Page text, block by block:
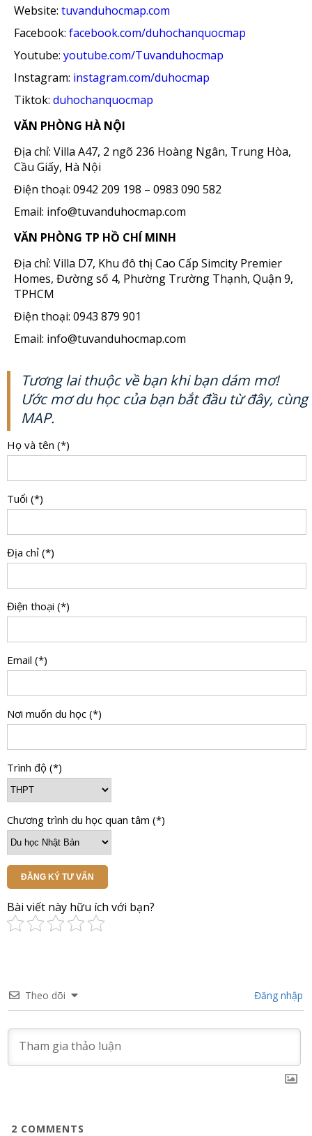
Website: tuvanduhocmap.com
Facebook: facebook.com/duhochanquocmap
Youtube: youtube.com/Tuvanduhocmap
Instagram: instagram.com/duhocmap
Tiktok: duhochanquocmap
VĂN PHÒNG HÀ NỘI
Địa chỉ: Villa A47, 2 ngõ 236 Hoàng Ngân, Trung Hòa,
Cầu Giấy, Hà Nội
Điện thoại: 0942 209 198 – 0983 090 582
Email: info@tuvanduhocmap.com
VĂN PHÒNG TP HỒ CHÍ MINH
Địa chỉ: Villa D7, Khu đô thị Cao Cấp Simcity Premier
Homes, Đường số 4, Phường Trường Thạnh, Quận 9,
TPHCM
Điện thoại: 0943 879 901
Email: info@tuvanduhocmap.com
Tương lai thuộc về bạn khi bạn dám mơ!
Ước mơ du học của bạn bắt đầu từ đây, cùng
MAP.
Họ và tên (*)
Tuổi (*)
Địa chỉ (*)
Điện thoại (*)
Email (*)
Nơi muốn du học (*)
Trình độ (*)
Chương trình du học quan tâm (*)
ĐĂNG KÝ TƯ VẤN
Bài viết này hữu ích với bạn?
Theo dõi Đăng nhập
2 COMMENTS